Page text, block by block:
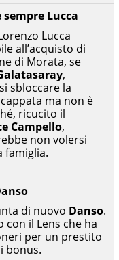
di nuovo Danso.
il Lens che ha
per un prestito
bonus.
Lucca
Lucca
all’acquisto di
di Morata, se
,
sbloccare la
ma non è
ricucito il
Campello,
non volersi
famiglia.